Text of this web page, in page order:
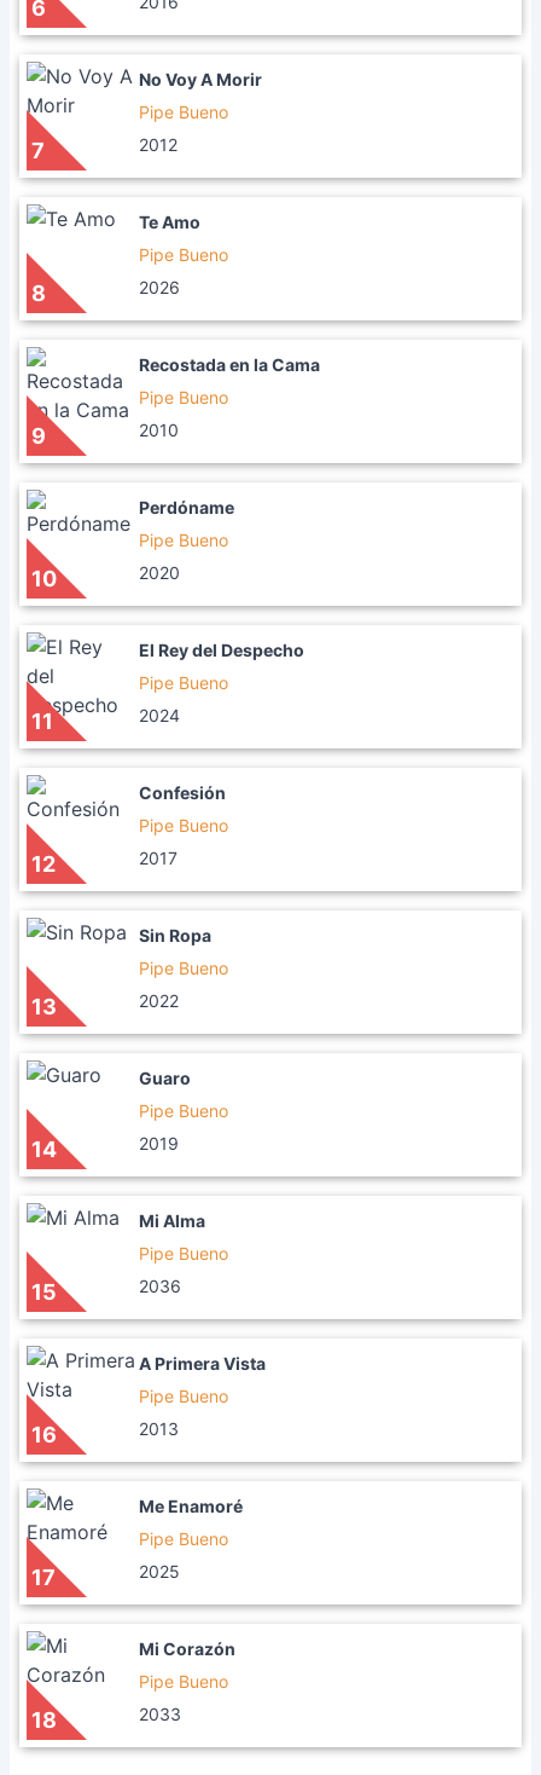
6
7
No Voy A Morir
Pipe Bueno
2012
8
Te Amo
Pipe Bueno
2026
9
Recostada en la Cama
Pipe Bueno
2010
10
Perdóname
Pipe Bueno
2020
11
El Rey del Despecho
Pipe Bueno
2024
12
Confesión
Pipe Bueno
2017
13
Sin Ropa
Pipe Bueno
2022
14
Guaro
Pipe Bueno
2019
15
Mi Alma
Pipe Bueno
2036
16
A Primera Vista
Pipe Bueno
2013
17
Me Enamoré
Pipe Bueno
2025
18
Mi Corazón
Pipe Bueno
2033